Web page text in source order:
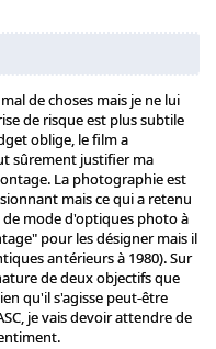
de choses mais je ne lui
de risque est plus subtile
oblige, le film a
sûrement justifier ma
La photographie est
mais ce qui a retenu
mode d'optiques photo à
pour les désigner mais il
antérieurs à 1980). Sur
de deux objectifs que
qu'il s'agisse peut-être
je vais devoir attendre de